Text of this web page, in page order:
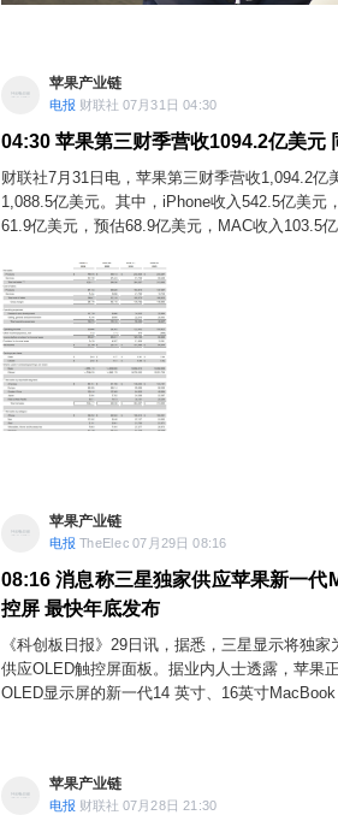
苹果产业链
电报 财联社 07月31日 04:30
04:30 苹果第三财季营收1094.2亿美元
财联社7月31日电，苹果第三财季营收1,094.2亿
1,088.5亿美元。其中，iPhone收入542.5亿美元
61.9亿美元，预估68.9亿美元，MAC收入103.5
苹果产业链
电报 TheElec 07月29日 08:16
08:16 消息称三星独家供应苹果新一
控屏 最快年底发布
《科创板日报》29日讯，据悉，三星显示将独
供应OLED触控屏面板。据业内人士透露，苹果
OLED显示屏的新一代14 英寸、16英寸MacBook
苹果产业链
电报 财联社 07月28日 21:30